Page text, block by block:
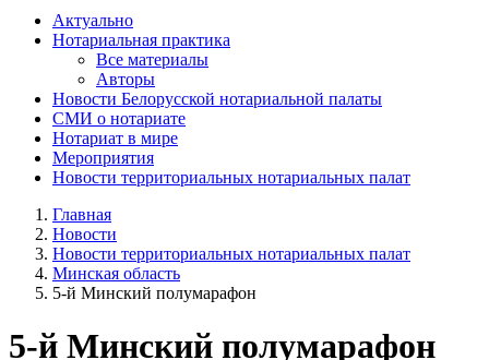
Актуально
Нотариальная практика
Все материалы
Авторы
Новости Белорусской нотариальной палаты
СМИ о нотариате
Нотариат в мире
Мероприятия
Новости территориальных нотариальных палат
Главная
Новости
Новости территориальных нотариальных палат
Минская область
5-й Минский полумарафон
5-й Минский полумарафон